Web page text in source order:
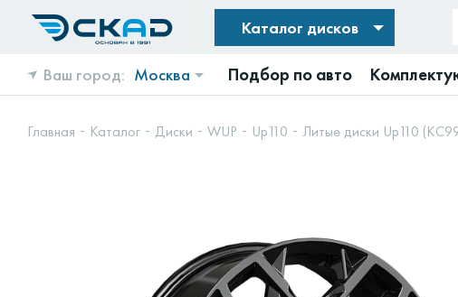
Каталог дисков
Ваш город: Москва Подбор по авто
Главная Каталог Диски WUP Up110 Литые диски Up110